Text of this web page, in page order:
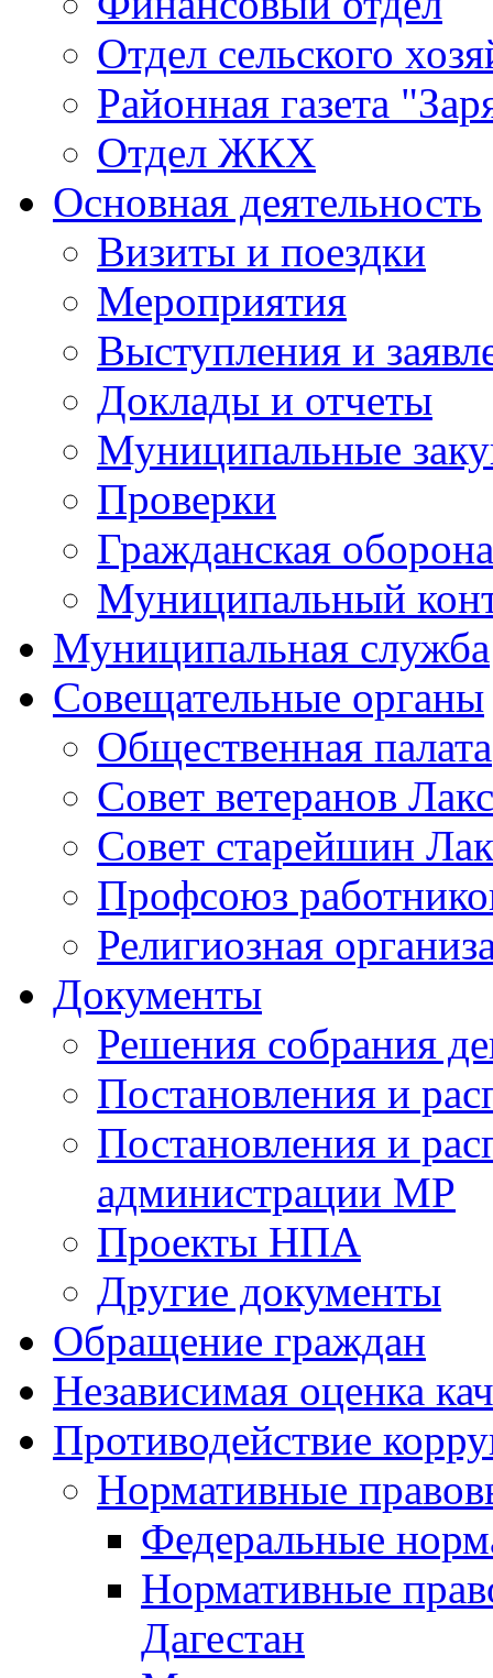
Отдел сельского
Районная газета
Отдел ЖКХ
Основная деятельность
Визиты и поездки
Мероприятия
Выступления и
Доклады и отчеты
Муниципальные
Проверки
Гражданская
Муниципальный
Муниципальная служба
Совещательные органы
Общественная палата
Совет ветеранов
Совет старейшин
Профсоюз
Религиозная
Документы
Решения собрания
Постановления и
Постановления и
администрации МР
Проекты НПА
Другие документы
Обращение граждан
Независимая оценка
Противодействие
Нормативные
Федеральные
Нормативные
Дагестан